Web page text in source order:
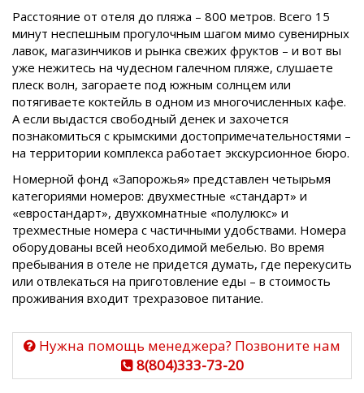
Расстояние от отеля до пляжа – 800 метров. Всего 15
минут неспешным прогулочным шагом мимо сувенирных
лавок, магазинчиков и рынка свежих фруктов – и вот вы
уже нежитесь на чудесном галечном пляже, слушаете
плеск волн, загораете под южным солнцем или
потягиваете коктейль в одном из многочисленных кафе.
А если выдастся свободный денек и захочется
познакомиться с крымскими достопримечательностями –
на территории комплекса работает экскурсионное бюро.
Номерной фонд «Запорожья» представлен четырьмя
категориями номеров: двухместные «стандарт» и
«евростандарт», двухкомнатные «полулюкс» и
трехместные номера с частичными удобствами. Номера
оборудованы всей необходимой мебелью. Во время
пребывания в отеле не придется думать, где перекусить
или отвлекаться на приготовление еды – в стоимость
проживания входит трехразовое питание.
Нужна помощь менеджера? Позвоните нам
8(804)333-73-20